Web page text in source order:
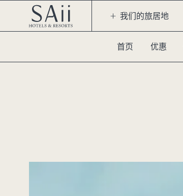
我们的旅居地
首页 优惠